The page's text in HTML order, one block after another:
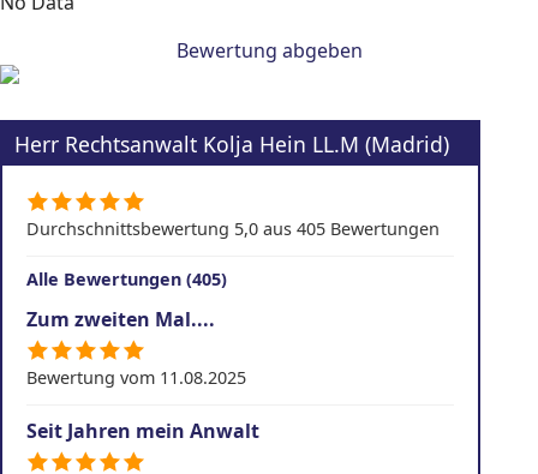
Bewertung abgeben
Herr Rechtsanwalt Kolja Hein LL.M (Madrid)
Durchschnittsbewertung 5,0 aus 405 Bewertungen
Alle Bewertungen (405)
Zum zweiten Mal....
Bewertung vom 11.08.2025
Seit Jahren mein Anwalt